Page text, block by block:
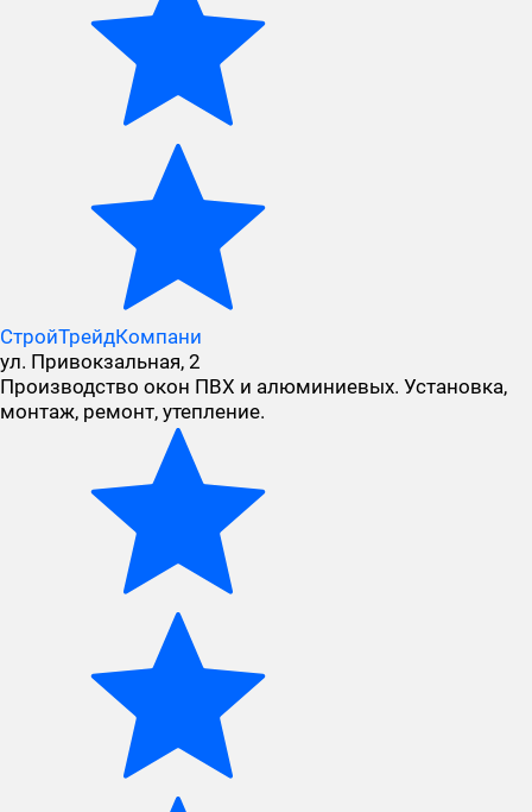
СтройТрейдКомпани
ул. Привокзальная, 2
Производство окон ПВХ и алюминиевых. Установка,
монтаж, ремонт, утепление.